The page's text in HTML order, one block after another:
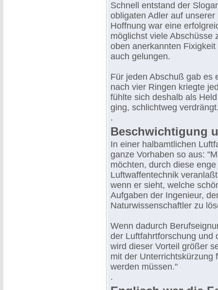
Schnell entstand der
obligaten Adler auf
Hoffnung war eine
möglichst viele Abschüsse
oben anerkannten
auch gelungen.
Für jeden Abschuß gab es
nach vier Ringen kriegte
fühlte sich deshalb als
ging, schlichtweg
.
Beschwichtigung
In einer halbamtlichen
ganze Vorhaben so aus:
möchten, durch diese
Luftwaffentechnik
wenn er sieht, welche
Aufgaben der Ingenieur,
Naturwissenschaftler zu
Wenn dadurch
der Luftfahrtforschung und
wird dieser Vorteil größer
mit der Unterrichtskürzung
werden müssen."
.